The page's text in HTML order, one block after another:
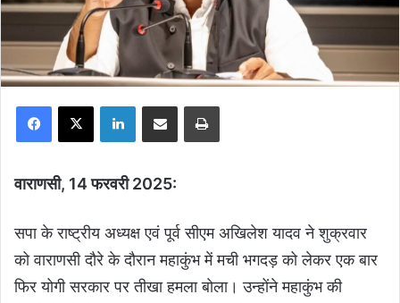
Facebook
X LinkedInShare via Email Print
वाराणसी, 14 फरवरी 2025:
सपा के राष्ट्रीय अध्यक्ष एवं पूर्व सीएम अखिलेश यादव ने शुक्रवार
को वाराणसी दौरे के दौरान महाकुंभ में मची भगदड़ को लेकर एक बार
फिर योगी सरकार पर तीखा हमला बोला। उन्होंने महाकुंभ की